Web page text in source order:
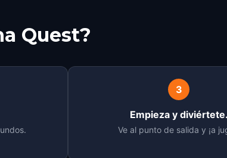
Quest?
3
Empieza y diviértete.
Ve al punto de salida y ¡a